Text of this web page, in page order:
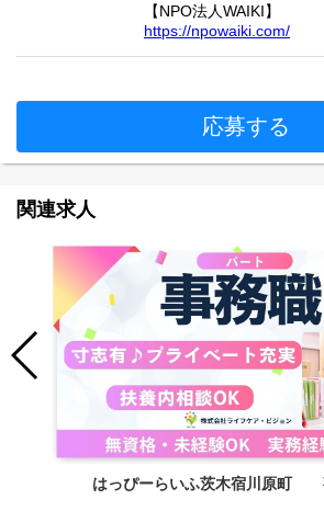
【NPO法人WAIKI】
https://npowaiki.com/
応募する
関連求人
はっぴーらいふ茨木宿川原町